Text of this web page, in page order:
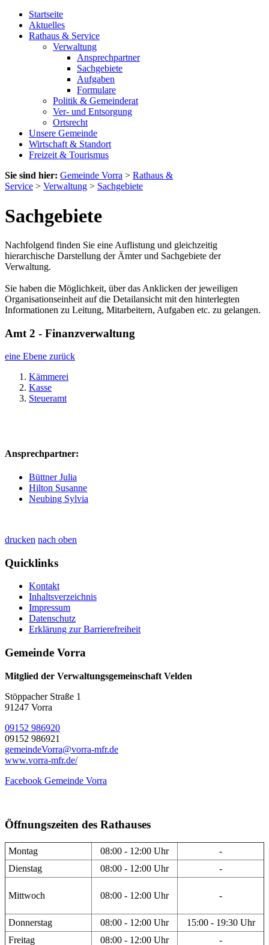
Startseite
Aktuelles
Rathaus & Service
Verwaltung
Ansprechpartner
Sachgebiete
Aufgaben
Formulare
Politik & Gemeinderat
Ver- und Entsorgung
Ortsrecht
Unsere Gemeinde
Wirtschaft & Standort
Freizeit & Tourismus
Sie sind hier: Gemeinde Vorra > Rathaus &
Service > Verwaltung > Sachgebiete
Sachgebiete
Nachfolgend finden Sie eine Auflistung und gleichzeitig
hierarchische Darstellung der Ämter und Sachgebiete der
Verwaltung.
Sie haben die Möglichkeit, über das Anklicken der jeweiligen
Organisationseinheit auf die Detailansicht mit den hinterlegten
Informationen zu Leitung, Mitarbeitern, Aufgaben etc. zu gelangen.
Amt 2 - Finanzverwaltung
eine Ebene zurück
Kämmerei
Kasse
Steueramt
Ansprechpartner:
Büttner Julia
Hilton Susanne
Neubing Sylvia
drucken nach oben
Quicklinks
Kontakt
Inhaltsverzeichnis
Impressum
Datenschutz
Erklärung zur Barrierefreiheit
Gemeinde Vorra
Mitglied der Verwaltungsgemeinschaft Velden
Stöppacher Straße 1
91247 Vorra
09152 986920
09152 986921
gemeindeVorra@vorra-mfr.de
www.vorra-mfr.de/
Facebook Gemeinde Vorra
Öffnungszeiten des Rathauses
Montag 08:00 - 12:00 Uhr
-
Dienstag
08:00 - 12:00 Uhr -
Mittwoch 08:00 - 12:00 Uhr -
Donnerstag 08:00 - 12:00 Uhr
15:00 - 19:30 Uhr
Freitag
08:00 - 12:00 Uhr -